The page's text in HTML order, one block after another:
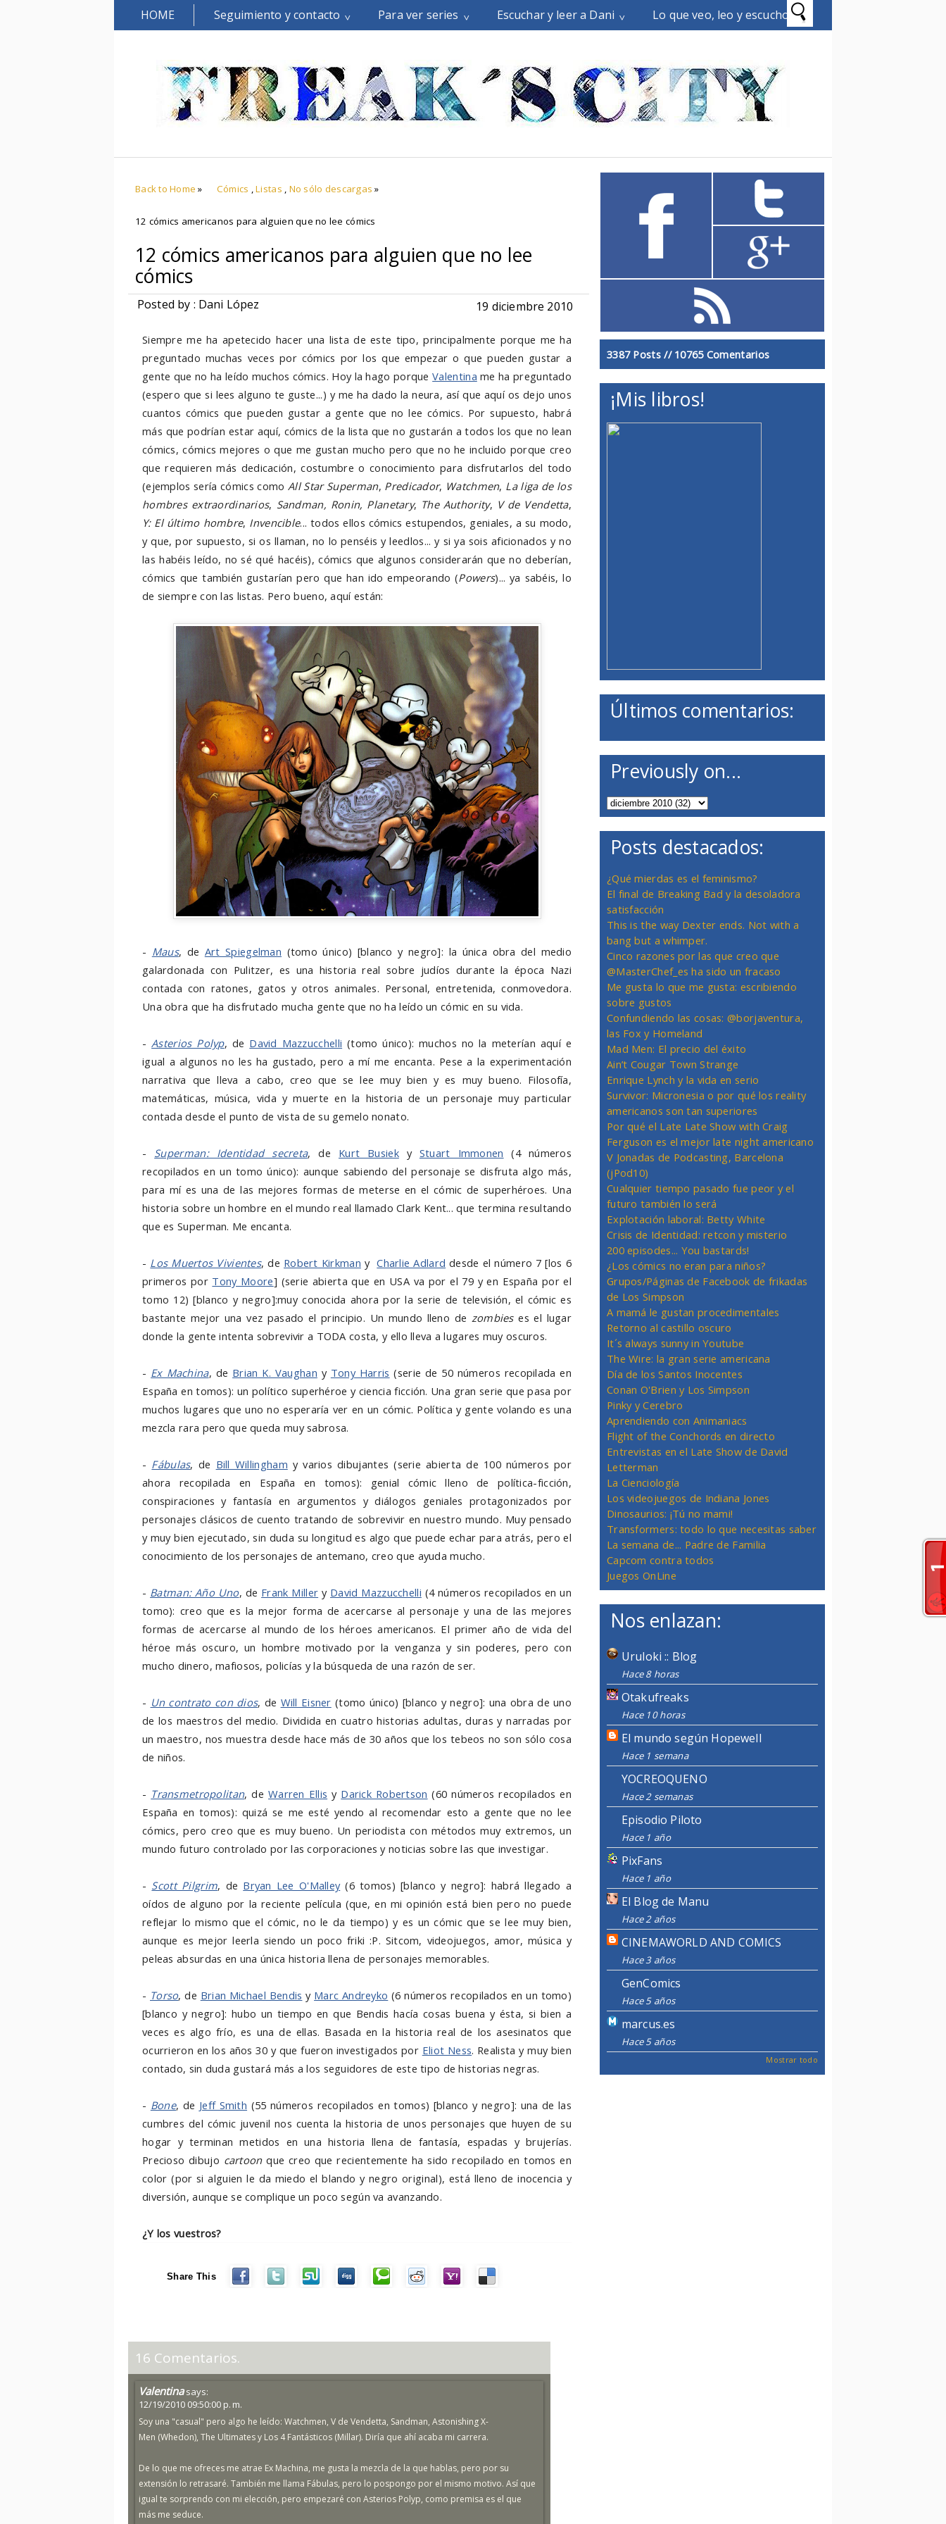
HOME Seguimiento y contacto Para ver series Escuchar y leer a Dani Lo que veo, leo y escucho
Back to Home » Cómics ,Listas , No sólo descargas »
12 cómics americanos para alguien que no lee cómics
12 cómics americanos para alguien que no lee
cómics
Posted by : Dani López 19 diciembre 2010
Siempre me ha apetecido hacer una lista de este tipo, principalmente porque me ha
preguntado muchas veces por cómics por los que empezar o que pueden gustar a
gente que no ha leído muchos cómics. Hoy la hago porqueValentina me ha preguntado
(espero que si lees alguno te guste...) y me ha dado la neura, así que aquí os dejo unos
cuantos cómics que pueden gustar a gente que no lee cómics. Por supuesto, habrá
más que podrían estar aquí, cómics de la lista que no gustarán a todos los que no lean
cómics, cómics mejores o que me gustan mucho pero que no he incluido porque creo
que requieren más dedicación, costumbre o conocimiento para disfrutarlos del todo
(ejemplos sería cómics como All Star Superman, Predicador, Watchmen, La liga de los
hombres extraordinarios, Sandman, Ronin, Planetary, The Authority, V de Vendetta,
Y: El último hombre, Invencible... todos ellos cómics estupendos, geniales, a su modo,
y que, por supuesto, si os llaman, no lo penséis y leedlos... y si ya sois aficionados y no
las habéis leído, no sé qué hacéis), cómics que algunos considerarán que no deberían,
cómics que también gustarían pero que han ido empeorando (Powers)... ya sabéis, lo
de siempre con las listas. Pero bueno, aquí están:
- Maus, de Art Spiegelman (tomo único) [blanco y negro]: la única obra del medio
galardonada con Pulitzer, es una historia real sobre judíos durante la época Nazi
contada con ratones, gatos y otros animales. Personal, entretenida, conmovedora.
Una obra que ha disfrutado mucha gente que no ha leído un cómic en su vida.
-Asterios Polyp, de David Mazzucchelli (tomo único): muchos no la meterían aquí e
igual a algunos no les ha gustado, pero a mí me encanta. Pese a la experimentación
narrativa que lleva a cabo, creo que se lee muy bien y es muy bueno. Filosofía,
matemáticas, música, vida y muerte en la historia de un personaje muy particular
contada desde el punto de vista de su gemelo nonato.
- Superman: Identidad secreta, de Kurt Busieky Stuart Immonen (4 números
recopilados en un tomo único): aunque sabiendo del personaje se disfruta algo más,
para mí es una de las mejores formas de meterse en el cómic de superhéroes. Una
historia sobre un hombre en el mundo real llamado Clark Kent... que termina resultando
que es Superman. Me encanta.
- Los Muertos Vivientes, de Robert Kirkman yCharlie Adlard desde el número 7 [los 6
primeros por Tony Moore] (serie abierta que en USA va por el 79 y en España por el
tomo 12) [blanco y negro]:muy conocida ahora por la serie de televisión, el cómic es
bastante mejor una vez pasado el principio. Un mundo lleno de zombieses el lugar
donde la gente intenta sobrevivir a TODA costa, y ello lleva a lugares muy oscuros.
- Ex Machina, de Brian K. Vaughan y Tony Harris (serie de 50 números recopilada en
España en tomos): un político superhéroe y ciencia ficción. Una gran serie que pasa por
muchos lugares que uno no esperaría ver en un cómic. Política y gente volando es una
mezcla rara pero que queda muy sabrosa.
- Fábulas, de Bill Willingham y varios dibujantes (serie abierta de 100 números por
ahora recopilada en España en tomos): genial cómic lleno de política-ficción,
conspiraciones y fantasía en argumentos y diálogos geniales protagonizados por
personajes clásicos de cuento tratando de sobrevivir en nuestro mundo. Muy pensado
y muy bien ejecutado, sin duda su longitud es algo que puede echar para atrás, pero el
conocimiento de los personajes de antemano, creo que ayuda mucho.
- Batman: Año Uno, de Frank Miller y David Mazzucchelli (4 números recopilados en un
tomo): creo que es la mejor forma de acercarse al personaje y una de las mejores
formas de acercarse al mundo de los héroes americanos. El primer año de vida del
héroe más oscuro, un hombre motivado por la venganza y sin poderes, pero con
mucho dinero, mafiosos, policías y la búsqueda de una razón de ser.
- Un contrato con dios, de Will Eisner (tomo único) [blanco y negro]: una obra de uno
de los maestros del medio. Dividida en cuatro historias adultas, duras y narradas por
un maestro, nos muestra desde hace más de 30 años que los tebeos no son sólo cosa
de niños.
- Transmetropolitan, de Warren Ellis y Darick Robertson (60 números recopilados en
España en tomos): quizá se me esté yendo al recomendar esto a gente que no lee
cómics, pero creo que es muy bueno. Un periodista con métodos muy extremos, un
mundo futuro controlado por las corporaciones y noticias sobre las que investigar.
- Scott Pilgrim, de Bryan Lee O'Malley(6 tomos) [blanco y negro]: habrá llegado a
oídos de alguno por la reciente película (que, en mi opinión está bien pero no puede
reflejar lo mismo que el cómic, no le da tiempo) y es un cómic que se lee muy bien,
aunque es mejor leerla siendo un poco friki :P. Sitcom, videojuegos, amor, música y
peleas absurdas en una única historia llena de personajes memorables.
- Torso, de Brian Michael Bendis y Marc Andreyko (6 números recopilados en un tomo)
[blanco y negro]: hubo un tiempo en que Bendis hacía cosas buena y ésta, si bien a
veces es algo frío, es una de ellas. Basada en la historia real de los asesinatos que
ocurrieron en los años 30 y que fueron investigados por Eliot Ness. Realista y muy bien
contado, sin duda gustará más a los seguidores de este tipo de historias negras.
- Bone, de Jeff Smith (55 números recopilados en tomos) [blanco y negro]: una de las
cumbres del cómic juvenil nos cuenta la historia de unos personajes que huyen de su
hogar y terminan metidos en una historia llena de fantasía, espadas y brujerías.
Precioso dibujo cartoonque creo que recientemente ha sido recopilado en tomos en
color (por si alguien le da miedo el blando y negro original), está lleno de inocencia y
diversión, aunque se complique un poco según va avanzando.
¿Y los vuestros?
Share This
16 Comentarios.
Valentina says:
12/19/2010 09:50:00 p. m.
Soy una "casual" pero algo he leído: Watchmen, V de Vendetta, Sandman, Astonishing X-
Men (Whedon), The Ultimates y Los 4 Fantásticos (Millar). Diría que ahí acaba mi carrera.
De lo que me ofreces me atrae Ex Machina, me gusta la mezcla de la que hablas, pero por su
extensión lo retrasaré. También me llama Fábulas, pero lo pospongo por el mismo motivo. Así que
igual te sorprendo con mi elección, pero empezaré con Asterios Polyp, como premisa es el que
más me seduce.
3387 Posts // 10765 Comentarios
¡Mis libros!
Últimos comentarios:
Previously on...
Posts destacados:
¿Qué mierdas es el feminismo?
El final de Breaking Bad y la desoladora
satisfacción
This is the way Dexter ends. Not with a
bang but a whimper.
Cinco razones por las que creo que
@MasterChef_es ha sido un fracaso
Me gusta lo que me gusta: escribiendo
sobre gustos
Confundiendo las cosas: @borjaventura,
las Fox y Homeland
Mad Men: El precio del éxito
Ain’t Cougar Town Strange
Enrique Lynch y la vida en serio
Survivor: Micronesia o por qué los reality
americanos son tan superiores
Por qué el Late Late Show with Craig
Ferguson es el mejor late night americano
V Jonadas de Podcasting, Barcelona
(jPod10)
Cualquier tiempo pasado fue peor y el
futuro también lo será
Explotación laboral: Betty White
Crisis de Identidad: retcon y misterio
200 episodes... You bastards!
¿Los cómics no eran para niños?
Grupos/Páginas de Facebook de frikadas
de Los Simpson
A mamá le gustan procedimentales
Retorno al castillo oscuro
It´s always sunny in Youtube
The Wire: la gran serie americana
Día de los Santos Inocentes
Conan O'Brien y Los Simpson
Pinky y Cerebro
Aprendiendo con Animaniacs
Flight of the Conchords en directo
Entrevistas en el Late Show de David
Letterman
La Cienciología
Los videojuegos de Indiana Jones
Dinosaurios: ¡Tú no mami!
Transformers: todo lo que necesitas saber
La semana de... Padre de Familia
Capcom contra todos
Juegos OnLine
Nos enlazan:
Uruloki :: Blog
Hace 8 horas
Otakufreaks
Hace 10 horas
El mundo según Hopewell
Hace 1 semana
YOCREOQUENO
Hace 2 semanas
Episodio Piloto
Hace 1 año
PixFans
Hace 1 año
El Blog de Manu
Hace 2 años
CINEMAWORLD AND COMICS
Hace 3 años
GenComics
Hace 5 años
marcus.es
Hace 5 años
Mostrar todo